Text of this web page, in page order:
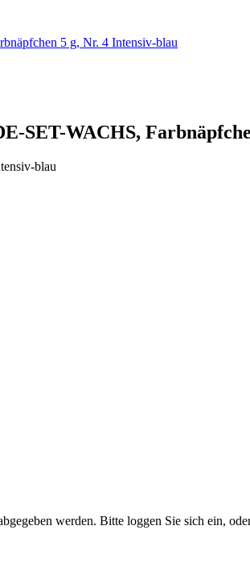
5 g, Nr. 4 Intensiv-blau
SET-WACHS,
blau
werden. Bitte loggen Sie sich ein,